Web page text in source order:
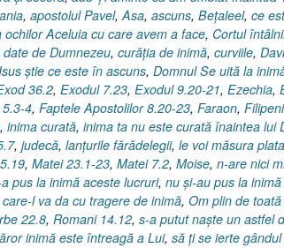
, apostolul Pavel,Asa, ascuns, Beţaleel, ce
Aceluia cu care avem a face, Cortul
de Dumnezeu, curăţia de inimă, curviile,
ştie ce este în ascuns, Domnul Se uită la
36.2, Exodul 7.23, Exodul 9.20-21, Ezechia,
4, Faptele Apostolilor 8.20-23, Faraon,
, inima curată, inima ta nu este curată înaintea lui
, judecă, lanţurile fărădelegii, le voi măsura
, Matei 23.1-23, Matei 7.2, Moise, n-are nici
pus la inimă aceste lucruri, nu şi-au pus la
l va da cu tragere de inimă, Om plin de
22.8, Romani 14.12, s-a putut naşte un astfel
inimă este întreagă a Lui, să ţi se ierte